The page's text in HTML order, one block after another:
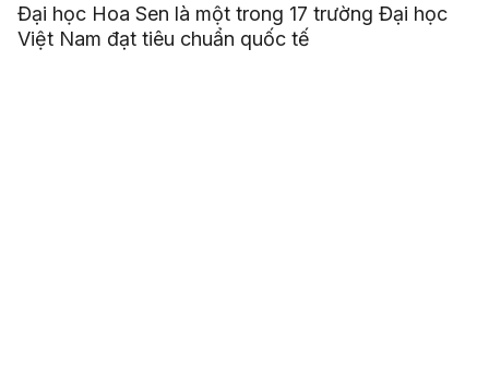
Đại học Hoa Sen là một trong 17 trường Đại học
Việt Nam đạt tiêu chuẩn quốc tế